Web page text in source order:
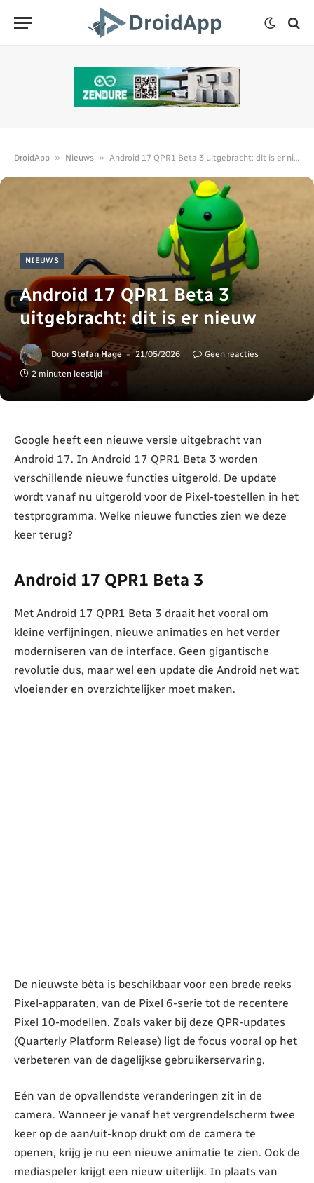
DroidApp » Nieuws » Android 17 QPR1 Beta 3 uitgebracht: dit is er nieuw
NIEUWS
Android 17 QPR1 Beta 3
uitgebracht: dit is er nieuw
Door Stefan Hage 21/05/2026
Geen reacties
2 minuten leestijd
Google heeft een nieuwe versie uitgebracht van
Android 17. In Android 17 QPR1 Beta 3 worden
verschillende nieuwe functies uitgerold. De update
wordt vanaf nu uitgerold voor de Pixel-toestellen in het
testprogramma. Welke nieuwe functies zien we deze
keer terug?
Android 17 QPR1 Beta 3
Met Android 17 QPR1 Beta 3 draait het vooral om
kleine verfijningen, nieuwe animaties en het verder
moderniseren van de interface. Geen gigantische
revolutie dus, maar wel een update die Android net wat
vloeiender en overzichtelijker moet maken.
De nieuwste bèta is beschikbaar voor een brede reeks
Pixel-apparaten, van de Pixel 6-serie tot de recentere
Pixel 10-modellen. Zoals vaker bij deze QPR-updates
(Quarterly Platform Release) ligt de focus vooral op het
verbeteren van de dagelijkse gebruikerservaring.
Eén van de opvallendste veranderingen zit in de
camera. Wanneer je vanaf het vergrendelscherm twee
keer op de aan/uit-knop drukt om de camera te
openen, krijg je nu een nieuwe animatie te zien. Ook de
mediaspeler krijgt een nieuw uiterlijk. In plaats van